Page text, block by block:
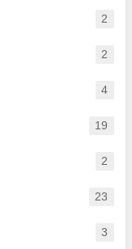
2
2
4
19
2
23
3